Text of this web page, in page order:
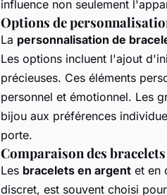
influence non seulement
Options de
La personnalisation de
Les options incluent l'ajout
précieuses. Ces éléments
personnel et émotionnel. Les
bijou aux préférences
porte.
Comparaison des
Les bracelets en argent et en
discret, est souvent choisi